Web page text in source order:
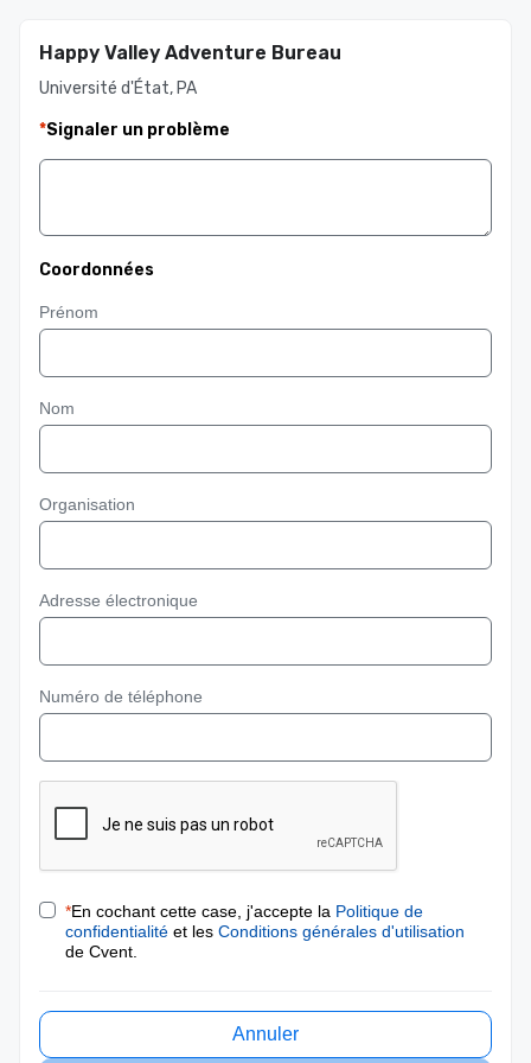
Happy Valley Adventure Bureau
Université d'État, PA
*Signaler un problème
Coordonnées
Prénom
Nom
Organisation
Adresse électronique
Numéro de téléphone
*En cochant cette case, j'accepte la Politique de
confidentialité et les Conditions générales d'utilisation
de Cvent.
Annuler